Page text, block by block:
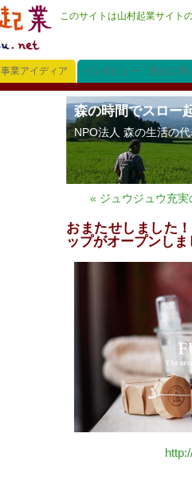
このサイトは山村起業サイト
事業アイディア インタビュー「先人に学
森の時間でスロー
NPO法人 森の生活の
« ジュウジュウ充
おまたせしました
ップがオープンしま